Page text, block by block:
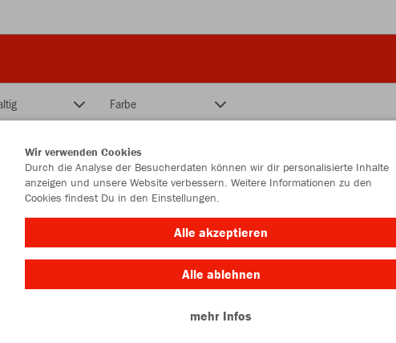
Farbe
Wir verwenden Cookies
Durch die Analyse der Besucherdaten können wir dir personalisierte Inhalte
anzeigen und unsere Website verbessern. Weitere Informationen zu den
Cookies findest Du in den Einstellungen.
Alle akzeptieren
Alle ablehnen
mehr Infos